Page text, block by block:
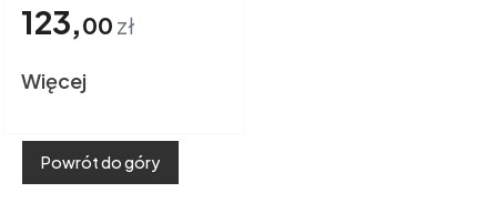
123,00 zł
Więcej
Powrót do góry